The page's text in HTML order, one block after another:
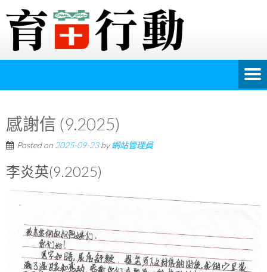
感謝信 (9.2025)
Posted on 2025-09-23by網站管理員
李炎英(9.2025)